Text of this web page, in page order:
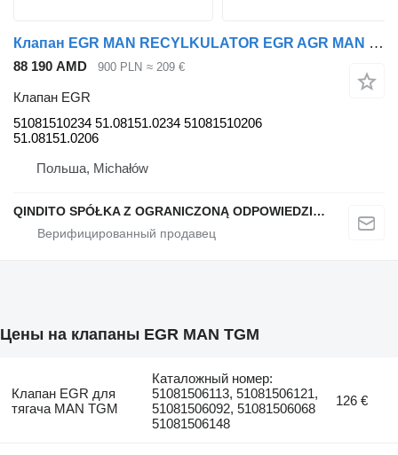
Клапан EGR MAN RECYLKULATOR EGR AGR MAN TGM TGL D0834 250KM EURO 6 51081510234 для тягача
88 190 AMD 900 PLN ≈ 209 €
Клапан EGR
51081510234 51.08151.0234 51081510206
51.08151.0206
Польша, Michałów
QINDITO SPÓŁKA Z OGRANICZONĄ ODPOWIEDZIALNOŚCIĄ
Цены на клапаны EGR MAN TGM
Клапан EGR для
тягача MAN TGM
Каталожный номер:
51081506113, 51081506121,
51081506092, 51081506068
51081506148
126 €